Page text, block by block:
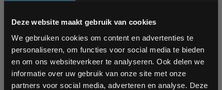
Deze website maakt gebruik van cookies
We gebruiken cookies om content en advertenties te
personaliseren, om functies voor social media te bieden
en om ons websiteverkeer te analyseren. Ook delen we
informatie over uw gebruik van onze site met onze
partners voor social media, adverteren en analyse. Deze
De trapbeweging van een stairmaster zorgt voor een
intensieve maar gecontroleerde cardio training. In vergelijking
met bijvoorbeeld een loopband ligt de focus meer op de
spieren in je benen en billen. Hierdoor combineer je cardio
met spierversterking.
Bam! 5% korting op je volgende
Schrijf je in voor onze nieuwsbrief om op de hoogte te
blijven over onze nieuwe producten, deals en meer
interessante info. Ontvang 5% korting op je eerstvolgende
aankoop! 😀